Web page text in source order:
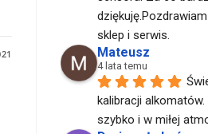
sklep i serwis.
Mateusz
4 lata temu
kalibracji
szybko i w miłej